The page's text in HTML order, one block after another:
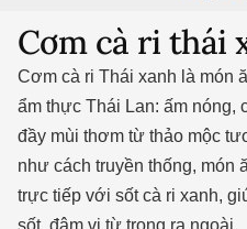
Cơm cà ri thái
Cơm cà ri Thái xanh là món
ẩm thực Thái Lan: ấm nóng,
đầy mùi thơm từ thảo mộc
như cách truyền thống, món
trực tiếp với sốt cà ri xanh,